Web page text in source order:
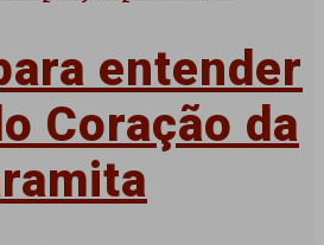
entender
Coração da